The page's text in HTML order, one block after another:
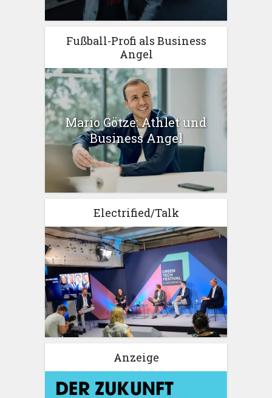
Fußball-Profi als Business
Angel
Mario Götze: Athlet und
Business Angel
Electrified/Talk
Anzeige